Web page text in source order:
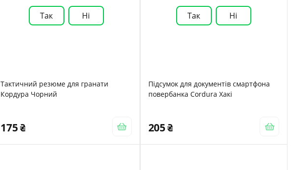
Так Ні
Тактичний резюме для гранати
Кордура Чорний
175
Так Ні
Підсумок для документів смартфона
повербанка Cordura Хакі
205